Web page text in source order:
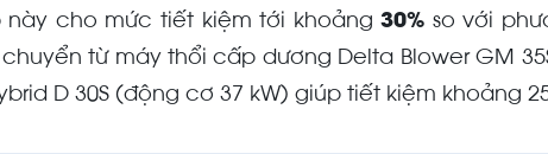
này cho mức tiết kiệm tới khoảng30% so với
từ máy thổi cấp dương Delta Blower GM
D 30S (động cơ 37 kW) giúp tiết kiệm khoảng